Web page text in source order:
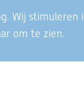
Wij stimuleren
om te zien.